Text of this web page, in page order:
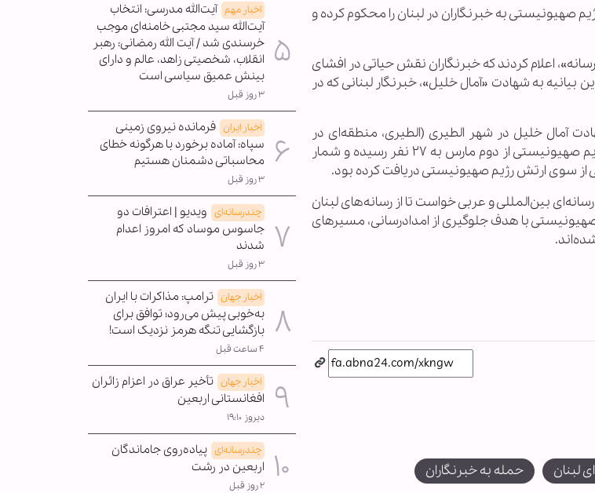
صهیونیستی به خبرنگاران در لبنان را محکوم کرده و
اعلام کردند که خبرنگاران نقش حیاتی در افشای
به شهادت «آمال خلیل»، خبرنگار لبنانی که در
آمال خلیل در شهر الطیری (الطیری، منطقه‌ای در
جنوب لبنان)، شمار خبرنگاران و فعالان رسانه‌ای جان باخته در حملات رژیم صهیونیستی از دوم مارس به ۲۷ نفر رسیده و شمار
سوی ارتش رژیم صهیونیستی دریافت کرده بود.
بین‌المللی و عربی خواست تا از رسانه‌های لبنان
با هدف جلوگیری از امدادرسانی، مسیرهای
لبنان حمله به خبرنگاران
اخبار مهم آیت‌الله مدرسی: انتخاب
آیت‌الله سید مجتبی خامنه‌ای موجب
خرسندی شد / آیت الله رمضانی: رهبر
انقلاب، شخصیتی زاهد، عالم و دارای
بینش عمیق سیاسی است
۳ روز قبل
اخبار ایران فرمانده نیروی زمینی
سپاه: آماده برخورد با هرگونه خطای
محاسباتی دشمنان هستیم
۳ روز قبل
چندرسانه‌ای ویدیو | اعترافات دو
جاسوس موساد که امروز اعدام
شدند
۳ روز قبل
اخبار جهان ترامپ: مذاکرات با ایران
به‌خوبی پیش می‌رود؛ توافق برای
بازگشایی تنگه هرمز نزدیک است!
۴ ساعت قبل
اخبار جهان تأخیر عراق در اعزام زائران
افغانستانی اربعین
دیروز ۱۹:۱۰
چندرسانه‌ای پیاده‌روی جاماندگان
اربعین در رشت
۲ روز قبل